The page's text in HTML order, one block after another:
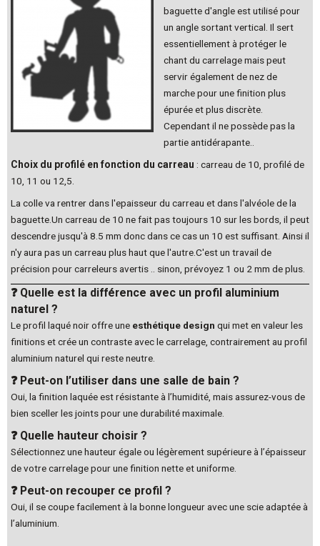
baguette d'angle est utilisé pour
un angle sortant vertical. Il sert
essentiellement à protéger le
chant du carrelage mais peut
servir également de nez de
marche pour une finition plus
épurée et plus discrète.
Cependant il ne possède pas la
partie antidérapante..
Choix du profilé en fonction du carreau : carreau de 10, profilé de
10, 11 ou 12,5.
La colle va rentrer dans l'epaisseur du carreau et dans l'alvéole de la
baguette.Un carreau de 10 ne fait pas toujours 10 sur les bords, il peut
descendre jusqu'à 8.5 mm donc dans ce cas un 10 est suffisant. Ainsi il
n'y aura pas un carreau plus haut que l'autre.C'est un travail de
précision pour carreleurs avertis .. sinon, prévoyez 1 ou 2 mm de plus.
❓ Quelle est la différence avec un profil aluminium
naturel ?
Le profil laqué noir offre une esthétique design qui met en valeur les
finitions et crée un contraste avec le carrelage, contrairement au profil
aluminium naturel qui reste neutre.
❓ Peut-on l’utiliser dans une salle de bain ?
Oui, la finition laquée est résistante à l’humidité, mais assurez-vous de
bien sceller les joints pour une durabilité maximale.
❓ Quelle hauteur choisir ?
Sélectionnez une hauteur égale ou légèrement supérieure à l’épaisseur
de votre carrelage pour une finition nette et uniforme.
❓ Peut-on recouper ce profil ?
Oui, il se coupe facilement à la bonne longueur avec une scie adaptée à
l’aluminium.